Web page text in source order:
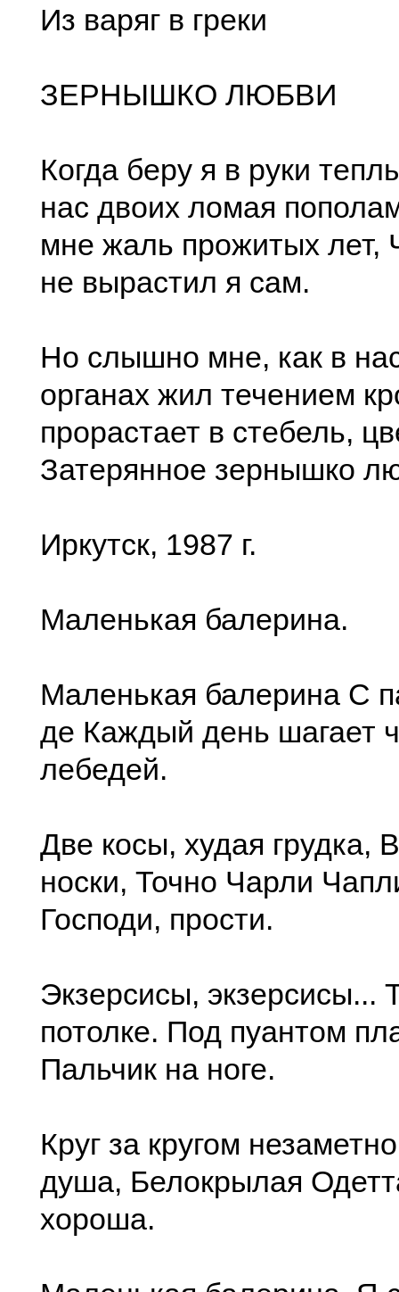
Из варяг в греки
ЗЕРНЫШКО ЛЮБВИ
Когда беру я в руки
нас двоих ломая
мне жаль прожитых лет,
не вырастил я сам.
Но слышно мне, как в
органах жил течением
прорастает в стебель,
Затерянное зернышко
Иркутск, 1987 г.
Маленькая балерина.
Маленькая балерина С
де Каждый день шагает
лебедей.
Две косы, худая грудка,
носки, Точно Чарли
Господи, прости.
Экзерсисы, экзерсисы...
потолке. Под пуантом
Пальчик на ноге.
Круг за кругом
душа, Белокрылая
хороша.